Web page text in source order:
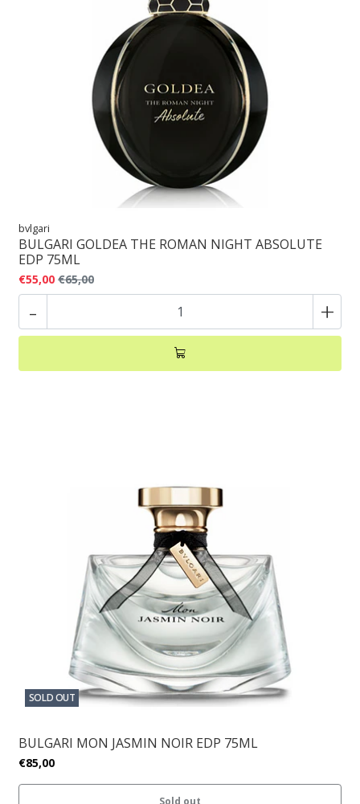
bvlgari
BULGARI GOLDEA THE ROMAN NIGHT ABSOLUTE
EDP 75ML
€55,00 €65,00
- +
SOLD OUT
BULGARI MON JASMIN NOIR EDP 75ML
€85,00
Sold out